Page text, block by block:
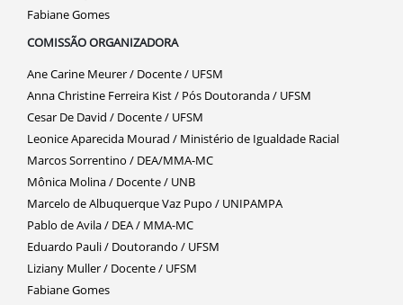
Fabiane Gomes
COMISSÃO ORGANIZADORA
Ane Carine Meurer / Docente / UFSM
Anna Christine Ferreira Kist / Pós Doutoranda / UFSM
Cesar De David / Docente / UFSM
Leonice Aparecida Mourad / Ministério de Igualdade Racial
Marcos Sorrentino / DEA/MMA-MC
Mônica Molina / Docente / UNB
Marcelo de Albuquerque Vaz Pupo / UNIPAMPA
Pablo de Avila / DEA / MMA-MC
Eduardo Pauli / Doutorando / UFSM
Liziany Muller / Docente / UFSM
Fabiane Gomes